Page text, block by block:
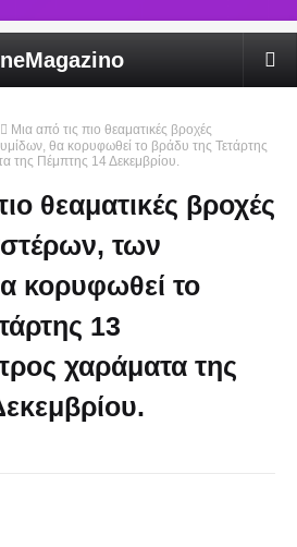
Μια από τις πιο θεαματικές βροχές
θα κορυφωθεί το βράδυ της Τετάρτης
της Πέμπτης 14 Δεκεμβρίου.
θεαματικές βροχές
των
κορυφωθεί το
13
χαράματα της